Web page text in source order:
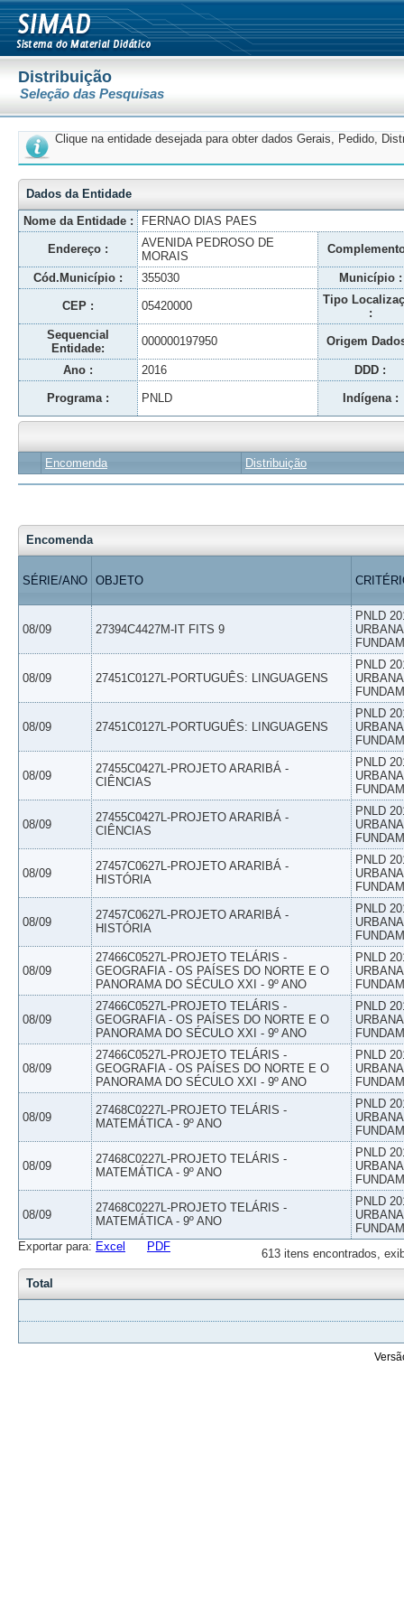
Distribuição
Seleção das Pesquisas
Clique na entidade desejada para obter dados Gerais, Pedido,
Dados da Entidade
Nome da Entidade :
FERNAO DIAS PAES
Endereço :
AVENIDA PEDROSO DE
MORAIS
Cód.Município : 355030 Município :
CEP : 05420000
Tipo
:
Sequencial
Entidade:
000000197950 Origem
Ano : 2016 DDD :
Programa : PNLD Indígena :
Encomenda Distribuição
Encomenda
SÉRIE/ANO OBJETO
08/09 27394C4427M-IT FITS 9
PNLD
08/09 27451C0127L-PORTUGUÊS: LINGUAGENS
PNLD
08/09 27451C0127L-PORTUGUÊS: LINGUAGENS
PNLD
08/09
27455C0427L-PROJETO ARARIBÁ -
CIÊNCIAS
PNLD
08/09
27455C0427L-PROJETO ARARIBÁ -
CIÊNCIAS
PNLD
08/09
27457C0627L-PROJETO ARARIBÁ -
HISTÓRIA
PNLD
08/09
27457C0627L-PROJETO ARARIBÁ -
HISTÓRIA
PNLD
08/09
27466C0527L-PROJETO TELÁRIS -
GEOGRAFIA - OS PAÍSES DO NORTE E O
PANORAMA DO SÉCULO XXI - 9º ANO
PNLD
08/09
27466C0527L-PROJETO TELÁRIS -
GEOGRAFIA - OS PAÍSES DO NORTE E O
PANORAMA DO SÉCULO XXI - 9º ANO
PNLD
08/09
27466C0527L-PROJETO TELÁRIS -
GEOGRAFIA - OS PAÍSES DO NORTE E O
PANORAMA DO SÉCULO XXI - 9º ANO
PNLD
08/09
27468C0227L-PROJETO TELÁRIS -
MATEMÁTICA - 9º ANO
PNLD
08/09
27468C0227L-PROJETO TELÁRIS -
MATEMÁTICA - 9º ANO
PNLD
08/09
27468C0227L-PROJETO TELÁRIS -
MATEMÁTICA - 9º ANO
PNLD
613 itens encontrados,
Exportar para: Excel PDF
Total